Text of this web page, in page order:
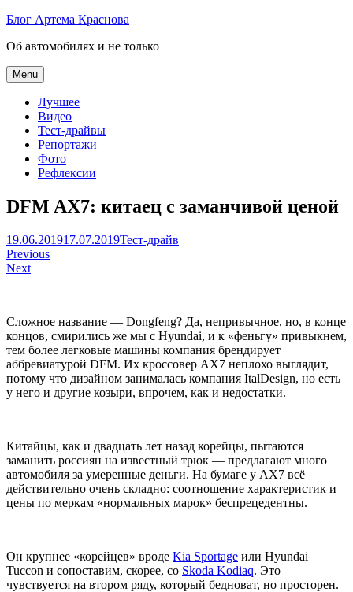
Skip
content
Блог Артема Краснова
Об автомобилях и не только
Menu
Лучшее
Видео
Тест-драйвы
Репортажи
Фото
Рефлексии
DFM AX7: китаец с заманчивой ценой
Артем
Краснов
19.06.201917.07.2019Тест-драйв
Навигация
по
Previous
Next
Сложное название — Dongfeng? Да, непривычное, но, в конце
концов, смирились же мы с Hyundai, и к «феньгу» привыкнем,
тем более легковые машины компания брендирует
аббревиатурой DFM. Их кроссовер AX7 неплохо выглядит,
потому что дизайном занималась компания ItalDesign, но есть
у него и другие козыри, впрочем, как и недостатки.
Китайцы, как и двадцать лет назад корейцы, пытаются
заманить россиян на известный трюк — предлагают много
автомобиля за умеренные деньги. На бумаге у AX7 всё
действительно очень складно: соотношение характеристик и
цены по меркам «нормальных марок» беспрецедентны.
Он крупнее «корейцев» вроде Kia Sportage или Hyundai
Tuccon и сопоставим, скорее, со Skoda Kodiaq. Это
чувствуется на втором ряду, который бедноват, но просторен.